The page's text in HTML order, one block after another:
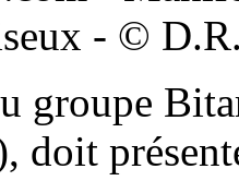
groupe
doit